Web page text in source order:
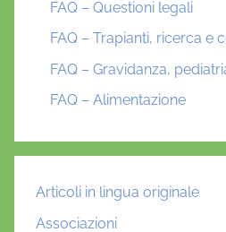
FAQ – Questioni legali
FAQ – Trapianti, ricerca e
FAQ – Gravidanza,
FAQ – Alimentazione
Articoli in lingua originale
Associazioni